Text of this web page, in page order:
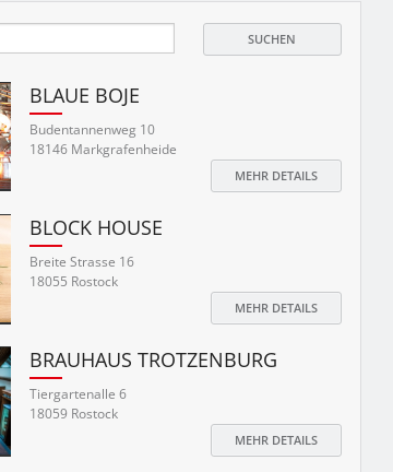
BLAUE BOJE
Budentannenweg 10
18146 Markgrafenheide
MEHR DETAILS
BLOCK HOUSE
Breite Strasse 16
18055 Rostock
MEHR DETAILS
BRAUHAUS TROTZENBURG
Tiergartenalle 6
18059 Rostock
MEHR DETAILS